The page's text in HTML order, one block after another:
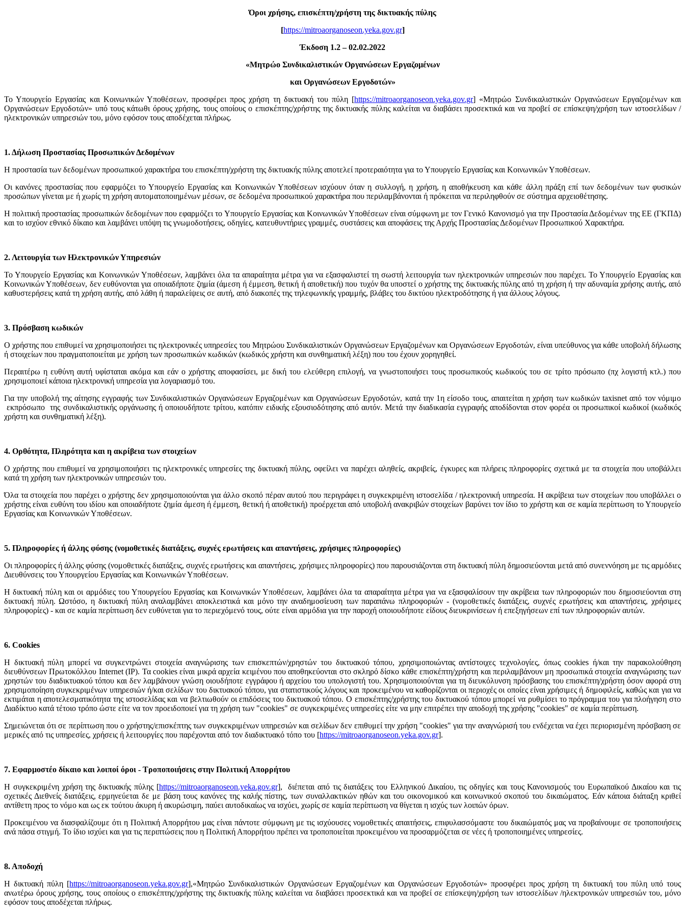
Όροι χρήσης, επισκέπτη/χρήστη της δικτυακής πύλης
[https://mitroaorganoseon.yeka.gov.gr]
Έκδοση 1.2 – 02.02.2022
«Μητρώο Συνδικαλιστικών Οργανώσεων Εργαζομένων
και Οργανώσεων Εργοδοτών»
Το Υπουργείο Εργασίας και Κοινωνικών Υποθέσεων, προσφέρει προς χρήση τη δικτυακή του πύλη [https://mitroaorganoseon.yeka.gov.gr] «Μητρώο Συνδικαλιστικών Οργανώσεων Εργαζομένων και
Οργανώσεων Εργοδοτών» υπό τους κάτωθι όρους χρήσης, τους οποίους ο επισκέπτης/χρήστης της δικτυακής πύλης καλείται να διαβάσει προσεκτικά και να προβεί σε επίσκεψη/χρήση των ιστοσελίδων /
ηλεκτρονικών υπηρεσιών του, μόνο εφόσον τους αποδέχεται πλήρως.
1. Δήλωση Προστασίας Προσωπικών Δεδομένων
H προστασία των δεδομένων προσωπικού χαρακτήρα του επισκέπτη/χρήστη της δικτυακής πύλης αποτελεί προτεραιότητα για το Υπουργείο Εργασίας και Κοινωνικών Υποθέσεων.
Οι κανόνες προστασίας που εφαρμόζει το Υπουργείο Εργασίας και Κοινωνικών Υποθέσεων ισχύουν όταν η συλλογή, η χρήση, η αποθήκευση και κάθε άλλη πράξη επί των δεδομένων των φυσικών
προσώπων γίνεται με ή χωρίς τη χρήση αυτοματοποιημένων μέσων, σε δεδομένα προσωπικού χαρακτήρα που περιλαμβάνονται ή πρόκειται να περιληφθούν σε σύστημα αρχειοθέτησης.
Η πολιτική προστασίας προσωπικών δεδομένων που εφαρμόζει το Υπουργείο Εργασίας και Κοινωνικών Υποθέσεων είναι σύμφωνη με τον Γενικό Κανονισμό για την Προστασία Δεδομένων της ΕΕ (ΓΚΠΔ)
και το ισχύον εθνικό δίκαιο και λαμβάνει υπόψη τις γνωμοδοτήσεις, οδηγίες, κατευθυντήριες γραμμές, συστάσεις και αποφάσεις της Αρχής Προστασίας Δεδομένων Προσωπικού Χαρακτήρα.
2. Λειτουργία των Ηλεκτρονικών Υπηρεσιών
Το Υπουργείο Εργασίας και Κοινωνικών Υποθέσεων, λαμβάνει όλα τα απαραίτητα μέτρα για να εξασφαλιστεί τη σωστή λειτουργία των ηλεκτρονικών υπηρεσιών που παρέχει. Το Υπουργείο Εργασίας και
Κοινωνικών Υποθέσεων, δεν ευθύνονται για οποιαδήποτε ζημία (άμεση ή έμμεση, θετική ή αποθετική) που τυχόν θα υποστεί ο χρήστης της δικτυακής πύλης από τη χρήση ή την αδυναμία χρήσης αυτής, από
καθυστερήσεις κατά τη χρήση αυτής, από λάθη ή παραλείψεις σε αυτή, από διακοπές της τηλεφωνικής γραμμής, βλάβες του δικτύου ηλεκτροδότησης ή για άλλους λόγους.
3. Πρόσβαση κωδικών
Ο χρήστης που επιθυμεί να χρησιμοποιήσει τις ηλεκτρονικές υπηρεσίες του Μητρώου Συνδικαλιστικών Οργανώσεων Εργαζομένων και Οργανώσεων Εργοδοτών, είναι υπεύθυνος για κάθε υποβολή δήλωσης
ή στοιχείων που πραγματοποιείται με χρήση των προσωπικών κωδικών (κωδικός χρήστη και συνθηματική λέξη) που του έχουν χορηγηθεί.
Περαιτέρω η ευθύνη αυτή υφίσταται ακόμα και εάν ο χρήστης αποφασίσει, με δική του ελεύθερη επιλογή, να γνωστοποιήσει τους προσωπικούς κωδικούς του σε τρίτο πρόσωπο (πχ λογιστή κτλ.) που
χρησιμοποιεί κάποια ηλεκτρονική υπηρεσία για λογαριασμό του.
Για την υποβολή της αίτησης εγγραφής των Συνδικαλιστικών Οργανώσεων Εργαζομένων και Οργανώσεων Εργοδοτών, κατά την 1η είσοδο τους, απαιτείται η χρήση των κωδικών taxisnet από τον νόμιμο
εκπρόσωπο της συνδικαλιστικής οργάνωσης ή οποιουδήποτε τρίτου, κατόπιν ειδικής εξουσιοδότησης από αυτόν. Μετά την διαδικασία εγγραφής αποδίδονται στον φορέα οι προσωπικοί κωδικοί (κωδικός
χρήστη και συνθηματική λέξη).
4. Ορθότητα, Πληρότητα και η ακρίβεια των στοιχείων
Ο χρήστης που επιθυμεί να χρησιμοποιήσει τις ηλεκτρονικές υπηρεσίες της δικτυακή πύλης, οφείλει να παρέχει αληθείς, ακριβείς, έγκυρες και πλήρεις πληροφορίες σχετικά με τα στοιχεία που υποβάλλει
κατά τη χρήση των ηλεκτρονικών υπηρεσιών του.
Όλα τα στοιχεία που παρέχει ο χρήστης δεν χρησιμοποιούνται για άλλο σκοπό πέραν αυτού που περιγράφει η συγκεκριμένη ιστοσελίδα / ηλεκτρονική υπηρεσία. Η ακρίβεια των στοιχείων που υποβάλλει ο
χρήστης είναι ευθύνη του ιδίου και οποιαδήποτε ζημία άμεση ή έμμεση, θετική ή αποθετική) προέρχεται από υποβολή ανακριβών στοιχείων βαρύνει τον ίδιο το χρήστη και σε καμία περίπτωση το Υπουργείο
Εργασίας και Κοινωνικών Υποθέσεων.
5. Πληροφορίες ή άλλης φύσης (νομοθετικές διατάξεις, συχνές ερωτήσεις και απαντήσεις, χρήσιμες πληροφορίες)
Οι πληροφορίες ή άλλης φύσης (νομοθετικές διατάξεις, συχνές ερωτήσεις και απαντήσεις, χρήσιμες πληροφορίες) που παρουσιάζονται στη δικτυακή πύλη δημοσιεύονται μετά από συνεννόηση με τις αρμόδιες
Διευθύνσεις του Υπουργείου Εργασίας και Κοινωνικών Υποθέσεων.
Η δικτυακή πύλη και οι αρμόδιες του Υπουργείου Εργασίας και Κοινωνικών Υποθέσεων, λαμβάνει όλα τα απαραίτητα μέτρα για να εξασφαλίσουν την ακρίβεια των πληροφοριών που δημοσιεύονται στη
δικτυακή πύλη. Ωστόσο, η δικτυακή πύλη αναλαμβάνει αποκλειστικά και μόνο την αναδημοσίευση των παραπάνω πληροφοριών - (νομοθετικές διατάξεις, συχνές ερωτήσεις και απαντήσεις, χρήσιμες
πληροφορίες) - και σε καμία περίπτωση δεν ευθύνεται για το περιεχόμενό τους, ούτε είναι αρμόδια για την παροχή οποιουδήποτε είδους διευκρινίσεων ή επεξηγήσεων επί των πληροφοριών αυτών.
6. Cookies
Η δικτυακή πύλη μπορεί να συγκεντρώνει στοιχεία αναγνώρισης των επισκεπτών/χρηστών του δικτυακού τόπου, χρησιμοποιώντας αντίστοιχες τεχνολογίες, όπως cookies ή/και την παρακολούθηση
διευθύνσεων Πρωτοκόλλου Internet (IP). Τα cookies είναι μικρά αρχεία κειμένου που αποθηκεύονται στο σκληρό δίσκο κάθε επισκέπτη/χρήστη και περιλαμβάνουν μη προσωπικά στοιχεία αναγνώρισης των
χρηστών του διαδικτυακού τόπου και δεν λαμβάνουν γνώση οιουδήποτε εγγράφου ή αρχείου του υπολογιστή του. Χρησιμοποιούνται για τη διευκόλυνση πρόσβασης του επισκέπτη/χρήστη όσον αφορά στη
χρησιμοποίηση συγκεκριμένων υπηρεσιών ή/και σελίδων του δικτυακού τόπου, για στατιστικούς λόγους και προκειμένου να καθορίζονται οι περιοχές οι οποίες είναι χρήσιμες ή δημοφιλείς, καθώς και για να
εκτιμάται η αποτελεσματικότητα της ιστοσελίδας και να βελτιωθούν οι επιδόσεις του δικτυακού τόπου. Ο επισκέπτης/χρήστης του δικτυακού τόπου μπορεί να ρυθμίσει το πρόγραμμα του για πλοήγηση στο
Διαδίκτυο κατά τέτοιο τρόπο ώστε είτε να τον προειδοποιεί για τη χρήση των "cookies" σε συγκεκριμένες υπηρεσίες είτε να μην επιτρέπει την αποδοχή της χρήσης "cookies" σε καμία περίπτωση.
Σημειώνεται ότι σε περίπτωση που ο χρήστης/επισκέπτης των συγκεκριμένων υπηρεσιών και σελίδων δεν επιθυμεί την χρήση "cookies" για την αναγνώρισή του ενδέχεται να έχει περιορισμένη πρόσβαση σε
μερικές από τις υπηρεσίες, χρήσεις ή λειτουργίες που παρέχονται από τον διαδικτυακό τόπο του [https://mitroaorganoseon.yeka.gov.gr].
7. Εφαρμοστέο δίκαιο και λοιποί όροι - Τροποποιήσεις στην Πολιτική Απορρήτου
Η συγκεκριμένη χρήση της δικτυακής πύλης [https://mitroaorganoseon.yeka.gov.gr], διέπεται από τις διατάξεις του Ελληνικού Δικαίου, τις οδηγίες και τους Κανονισμούς του Ευρωπαϊκού Δικαίου και τις
σχετικές Διεθνείς διατάξεις, ερμηνεύεται δε με βάση τους κανόνες της καλής πίστης, των συναλλακτικών ηθών και του οικονομικού και κοινωνικού σκοπού του δικαιώματος. Εάν κάποια διάταξη κριθεί
αντίθετη προς το νόμο και ως εκ τούτου άκυρη ή ακυρώσιμη, παύει αυτοδικαίως να ισχύει, χωρίς σε καμία περίπτωση να θίγεται η ισχύς των λοιπών όρων.
Προκειμένου να διασφαλίζουμε ότι η Πολιτική Απορρήτου μας είναι πάντοτε σύμφωνη με τις ισχύουσες νομοθετικές απαιτήσεις, επιφυλασσόμαστε του δικαιώματός μας να προβαίνουμε σε τροποποιήσεις
ανά πάσα στιγμή. Το ίδιο ισχύει και για τις περιπτώσεις που η Πολιτική Απορρήτου πρέπει να τροποποιείται προκειμένου να προσαρμόζεται σε νέες ή τροποποιημένες υπηρεσίες.
8. Αποδοχή
Η δικτυακή πύλη [https://mitroaorganoseon.yeka.gov.gr],«Μητρώο Συνδικαλιστικών Οργανώσεων Εργαζομένων και Οργανώσεων Εργοδοτών» προσφέρει προς χρήση τη δικτυακή του πύλη υπό τους
ανωτέρω όρους χρήσης, τους οποίους ο επισκέπτης/χρήστης της δικτυακής πύλης καλείται να διαβάσει προσεκτικά και να προβεί σε επίσκεψη/χρήση των ιστοσελίδων /ηλεκτρονικών υπηρεσιών του, μόνο
εφόσον τους αποδέχεται πλήρως.